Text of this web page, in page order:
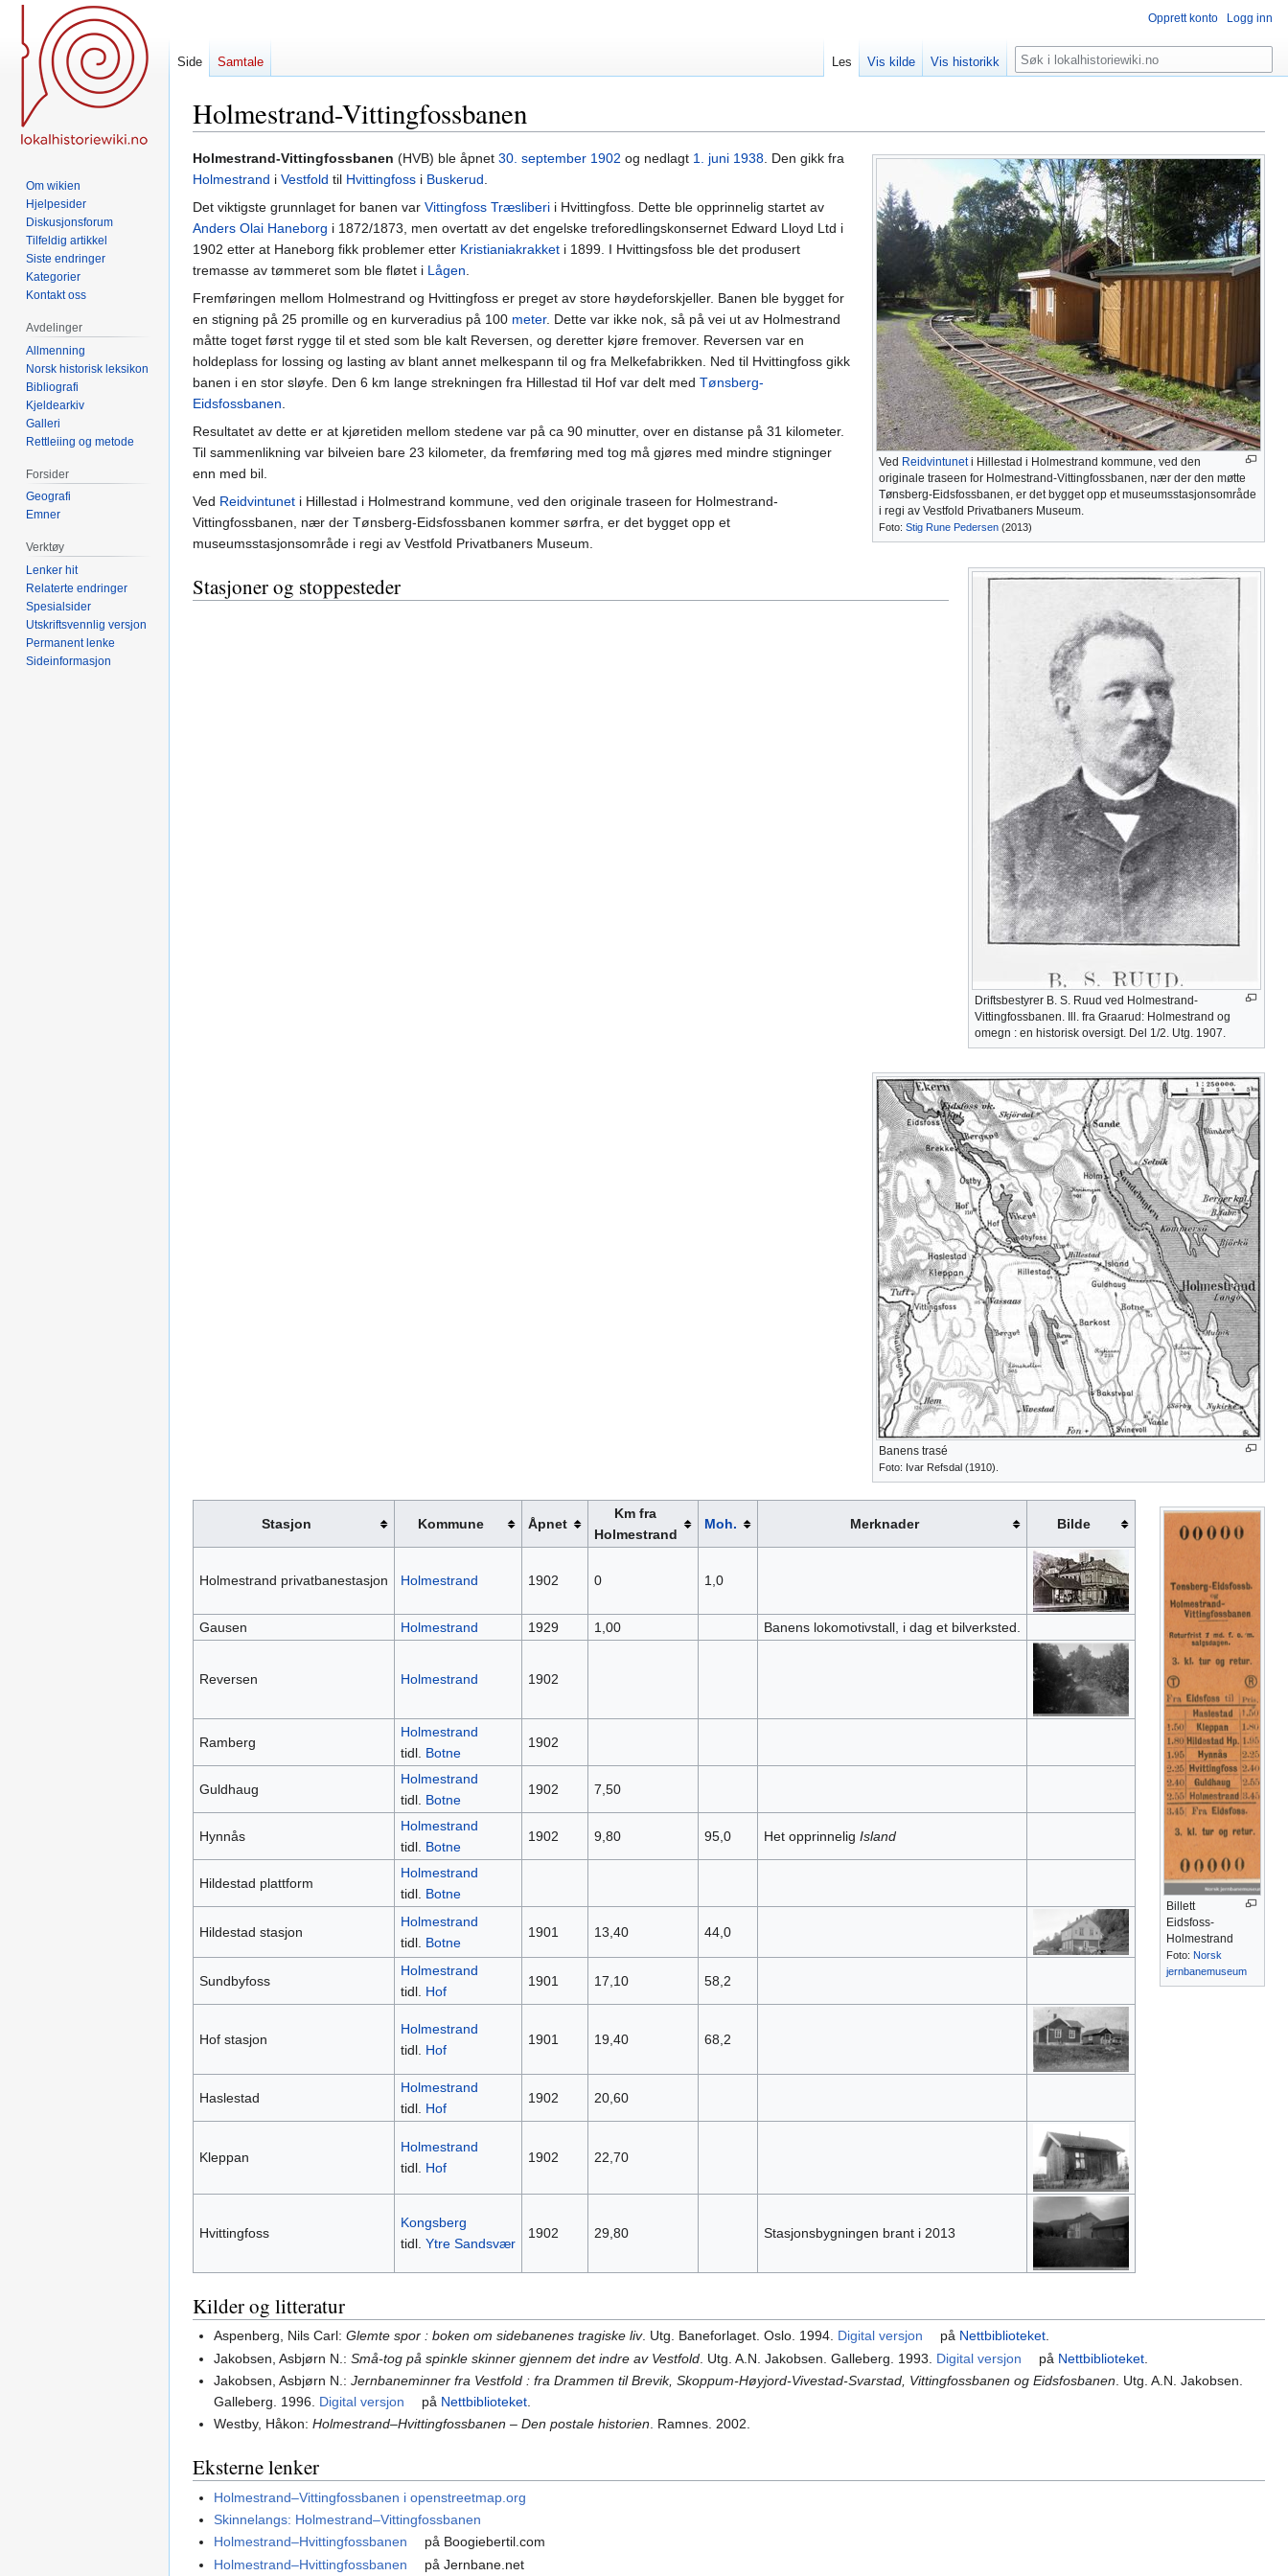
Holmestrand-Vittingfossbanen
Hopp
til
navigering
Hopp
til
søk
Ved Reidvintuneti Hillestad i Holmestrand kommune, ved den
originale traseen for Holmestrand-Vittingfossbanen, nær der den møtte
Tønsberg-Eidsfossbanen, er det bygget opp et museumsstasjonsområde
i regi av Vestfold Privatbaners Museum.
Foto: Stig Rune Pedersen (2013)
Driftsbestyrer B. S. Ruud ved Holmestrand-
Vittingfossbanen. Ill. fra Graarud: Holmestrand og
omegn : en historisk oversigt. Del 1/2. Utg. 1907.
Holmestrand-Vittingfossbanen (HVB) ble åpnet 30. september 1902 og nedlagt 1. juni 1938. Den gikk fra
Holmestrand i Vestfold til Hvittingfoss i Buskerud.
Det viktigste grunnlaget for banen var Vittingfoss Træsliberi i Hvittingfoss. Dette ble opprinnelig startet av
Anders Olai Haneborg i 1872/1873, men overtatt av det engelske treforedlingskonsernet Edward Lloyd Ltd i
1902 etter at Haneborg fikk problemer etter Kristianiakrakket i 1899. I Hvittingsfoss ble det produsert
tremasse av tømmeret som ble fløtet i Lågen.
Fremføringen mellom Holmestrand og Hvittingfoss er preget av store høydeforskjeller. Banen ble bygget for
en stigning på 25 promille og en kurveradius på 100 meter. Dette var ikke nok, så på vei ut av Holmestrand
måtte toget først rygge til et sted som ble kalt Reversen, og deretter kjøre fremover. Reversen var en
holdeplass for lossing og lasting av blant annet melkespann til og fra Melkefabrikken. Ned til Hvittingfoss gikk
banen i en stor sløyfe. Den 6 km lange strekningen fra Hillestad til Hof var delt med Tønsberg-
Eidsfossbanen.
Resultatet av dette er at kjøretiden mellom stedene var på ca 90 minutter, over en distanse på 31 kilometer.
Til sammenlikning var bilveien bare 23 kilometer, da fremføring med tog må gjøres med mindre stigninger
enn med bil.
Ved Reidvintunet i Hillestad i Holmestrand kommune, ved den originale traseen for Holmestrand-
Vittingfossbanen, nær der Tønsberg-Eidsfossbanen kommer sørfra, er det bygget opp et
museumsstasjonsområde i regi av Vestfold Privatbaners Museum.
Stasjoner og stoppesteder
Banens trasé
Foto: Ivar Refsdal (1910).
Billett
Eidsfoss-
Holmestrand
Foto: Norsk
jernbanemuseum
Stasjon Kommune Åpnet
Km fra
Holmestrand
Moh. Merknader Bilde
Holmestrand privatbanestasjon Holmestrand 1902 0 1,0
Gausen Holmestrand 1929 1,00 Banens lokomotivstall, i dag et bilverksted.
Reversen Holmestrand 1902
Ramberg
Holmestrand
tidl. Botne
1902
Guldhaug
Holmestrand
tidl. Botne
1902 7,50
Hynnås
Holmestrand
tidl. Botne
1902 9,80 95,0 Het opprinnelig Island
Hildestad plattform
Holmestrand
tidl. Botne
Hildestad stasjon
Holmestrand
tidl. Botne
1901 13,40 44,0
Sundbyfoss
Holmestrand
tidl. Hof
1901 17,10 58,2
Hof stasjon
Holmestrand
tidl. Hof
1901 19,40 68,2
Haslestad
Holmestrand
tidl. Hof
1902 20,60
Kleppan
Holmestrand
tidl. Hof
1902 22,70
Hvittingfoss
Kongsberg
tidl. Ytre Sandsvær
1902 29,80 Stasjonsbygningen brant i 2013
Kilder og litteratur
Aspenberg, Nils Carl:Glemte spor : boken om sidebanenes tragiske liv. Utg. Baneforlaget. Oslo. 1994. Digital versjon på Nettbiblioteket.
Jakobsen, Asbjørn N.:Små-tog på spinkle skinner gjennem det indre av Vestfold . Utg. A.N. Jakobsen. Galleberg. 1993. Digital versjon på Nettbiblioteket
Jakobsen, Asbjørn N.:Jernbaneminner fra Vestfold : fra Drammen til Brevik, Skoppum-Høyjord-Vivestad-Svarstad, Vittingfossbanen og Eidsfosbanen . Utg. A.N. Jakobsen.
Galleberg. 1996. Digital versjon på Nettbiblioteket
Westby, Håkon:Holmestrand–Hvittingfossbanen – Den postale historien. Ramnes. 2002.
Eksterne lenker
Holmestrand–Vittingfossbanen i openstreetmap.org
Skinnelangs: Holmestrand–Vittingfossbanen
Holmestrand–Hvittingfossbanen
på Boogiebertil.com
Holmestrand–Hvittingfossbanen
på Jernbane.net
Opprett konto Logg inn
Side Samtale Les Vis kilde Vis historikk Søk
Om wikien
Hjelpesider
Diskusjonsforum
Tilfeldig artikkel
Siste endringer
Kategorier
Kontakt oss
Avdelinger
Allmenning
Norsk historisk leksikon
Bibliografi
Kjeldearkiv
Galleri
Rettleiing og metode
Forsider
Geografi
Emner
Verktøy
Lenker hit
Relaterte endringer
Spesialsider
Utskriftsvennlig versjon
Permanent lenke
Sideinformasjon